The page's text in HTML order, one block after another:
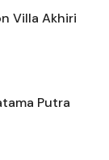
Villa Akhiri
Putra